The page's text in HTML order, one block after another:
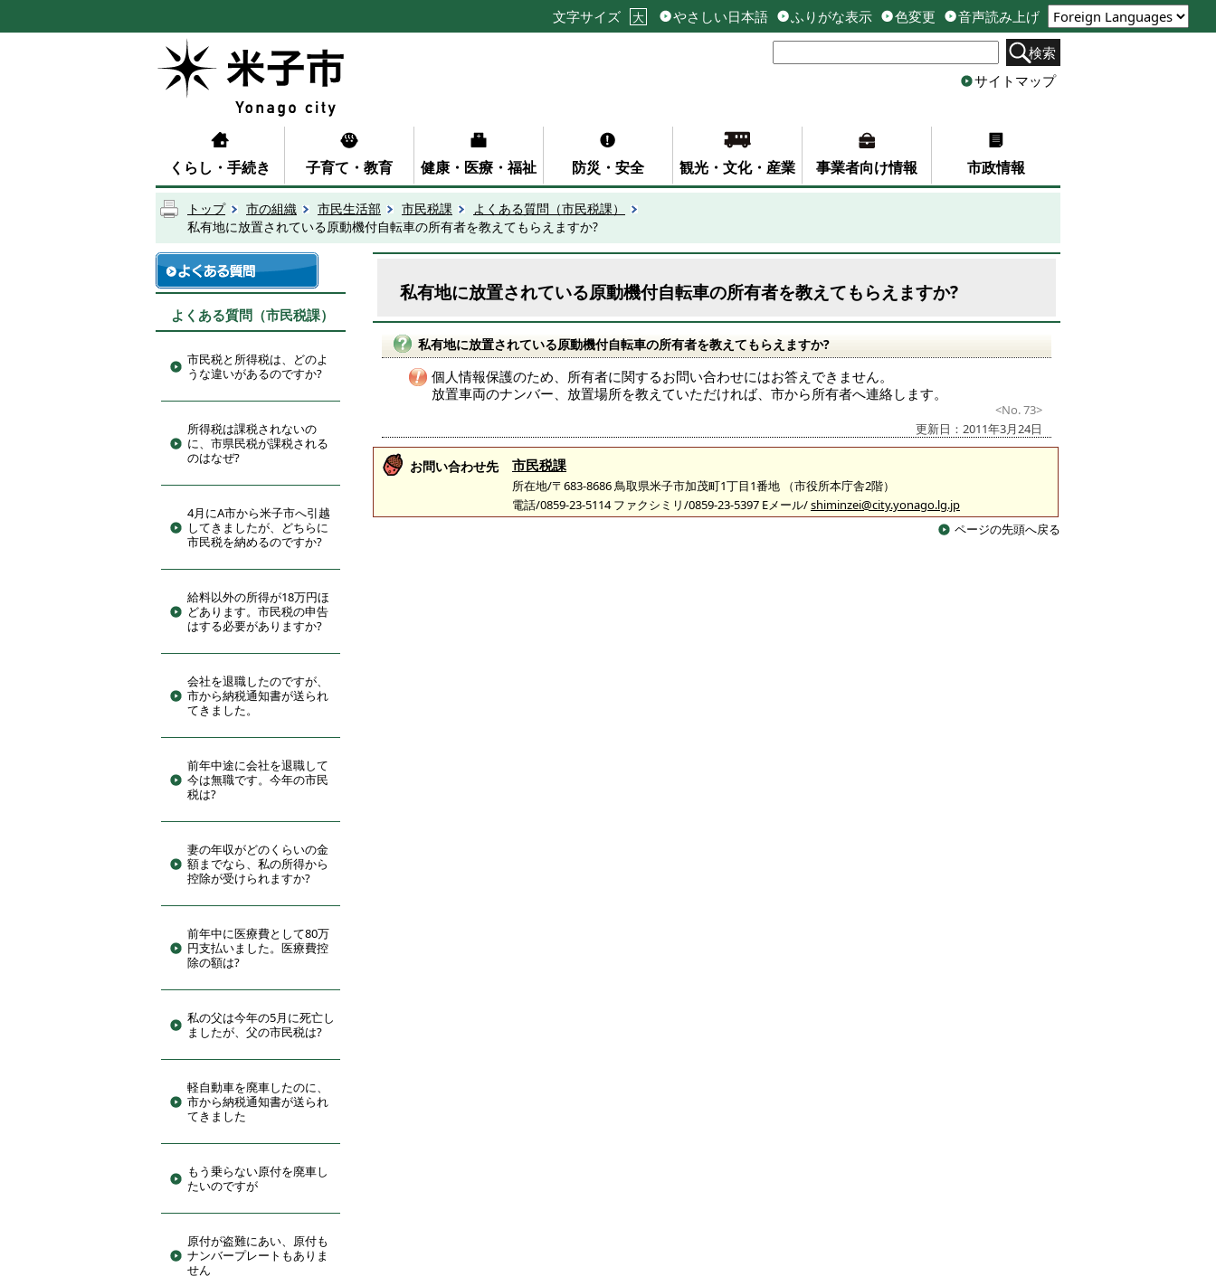
文字サイズ 大 やさしい日本語 ふりがな表示 色変更
音声読み上げ
検索
サイトマップ
くらし・手続き 子育て・教育 健康・医療・福祉 防災・安全 観光・文化・産業 事業者向け情報 市政情報
トップ 市の組織 市民生活部 市民税課
よくある質問（市民税課）
私有地に放置されている原動機付自転車の所有者を教えてもらえますか?
よくある質問（市民税課）
市民税と所得税は、どのよ
うな違いがあるのですか?
所得税は課税されないの
に、市県民税が課税される
のはなぜ?
4月にA市から米子市へ引越
してきましたが、どちらに
市民税を納めるのですか?
給料以外の所得が18万円ほ
どあります。市民税の申告
はする必要がありますか?
会社を退職したのですが、
市から納税通知書が送られ
てきました。
前年中途に会社を退職して
今は無職です。今年の市民
税は?
妻の年収がどのくらいの金
額までなら、私の所得から
控除が受けられますか?
前年中に医療費として80万
円支払いました。医療費控
除の額は?
私の父は今年の5月に死亡し
ましたが、父の市民税は?
軽自動車を廃車したのに、
市から納税通知書が送られ
てきました
もう乗らない原付を廃車し
たいのですが
原付が盗難にあい、原付も
ナンバープレートもありま
せん
私有地に放置されている原動機付自転車の所有者を教えてもらえますか?
私有地に放置されている原動機付自転車の所有者を教えてもらえますか?
個人情報保護のため、所有者に関するお問い合わせにはお答えできません。
放置車両のナンバー、放置場所を教えていただければ、市から所有者へ連絡します。
<No. 73>
更新日：2011年3月24日
お問い合わせ先 市民税課
所在地/〒683-8686 鳥取県米子市加茂町1丁目1番地 （市役所本庁舎2階）
電話/0859-23-5114 ファクシミリ/0859-23-5397 Eメール/shiminzei@city.yonago.lg.jp
ページの先頭へ戻る